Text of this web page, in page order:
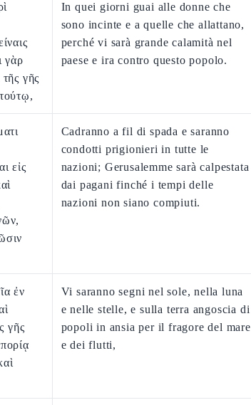
γὰρ
γῆς
In quei giorni guai alle donne che
sono incinte e a quelle che allattano,
perché vi sarà grande calamità nel
paese e ira contro questo popolo.
εἰς
Cadranno a fil di spada e saranno
condotti prigionieri in tutte le
nazioni; Gerusalemme sarà calpestata
dai pagani finché i tempi delle
nazioni non siano compiuti.
ἐν
γῆς
Vi saranno segni nel sole, nella luna
e nelle stelle, e sulla terra angoscia di
popoli in ansia per il fragore del mare
e dei flutti,